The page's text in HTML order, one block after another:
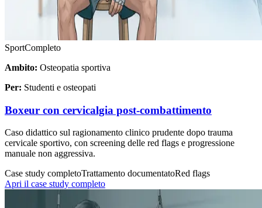
SportCompleto
Ambito: Osteopatia sportiva
Per: Studenti e osteopati
Boxeur con cervicalgia post-combattimento
Caso didattico sul ragionamento clinico prudente dopo trauma
cervicale sportivo, con screening delle red flags e progressione
manuale non aggressiva.
Case study completoTrattamento documentatoRed flags
Apri il case study completo